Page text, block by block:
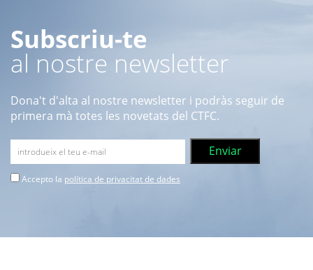
Subscriu-te
al nostre newsletter
Dona't d'alta al nostre newsletter i podràs seguir de
primera mà totes les novetats del CTFC.
Accepto la política de privacitat de dades